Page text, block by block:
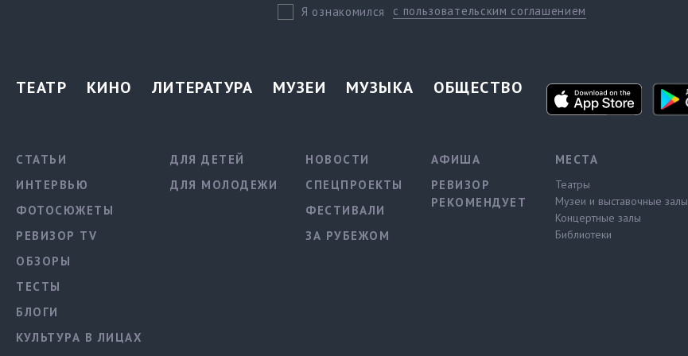
Я ознакомился с пользовательским соглашением
ТЕАТР КИНО ЛИТЕРАТУРА МУЗЕИ МУЗЫКА ОБЩЕСТВО
СТАТЬИ
ИНТЕРВЬЮ
ФОТОСЮЖЕТЫ
РЕВИЗОР TV
ОБЗОРЫ
ТЕСТЫ
БЛОГИ
КУЛЬТУРА В ЛИЦАХ
ДЛЯ ДЕТЕЙ
ДЛЯ МОЛОДЕЖИ
НОВОСТИ
СПЕЦПРОЕКТЫ
ФЕСТИВАЛИ
ЗА РУБЕЖОМ
АФИША
РЕВИЗОР
РЕКОМЕНДУЕТ
МЕСТА
Театры
Музеи и выставочные залы
Концертные залы
Библиотеки